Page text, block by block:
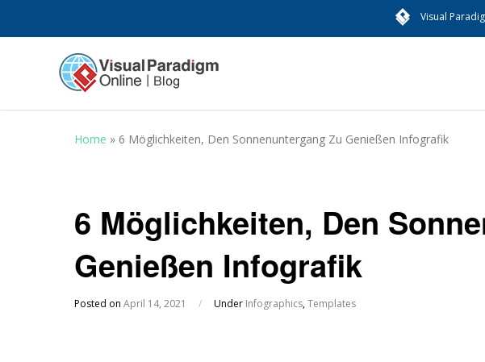
Visual
Home » 6 Möglichkeiten, Den Sonnenuntergang Zu Genießen Infografik
6 Möglichkeiten, Den
Genießen Infografik
Posted on April 14, 2021 / Under Infographics,Templates